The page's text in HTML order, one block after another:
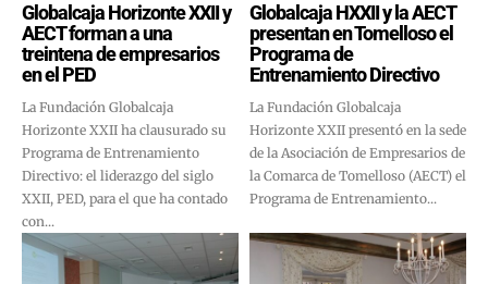
Globalcaja Horizonte XXII y
AECT forman a una
treintena de empresarios
en el PED
La Fundación Globalcaja
Horizonte XXII ha clausurado su
Programa de Entrenamiento
Directivo: el liderazgo del siglo
XXII, PED, para el que ha contado
con...
Globalcaja HXXII y la AECT
presentan en Tomelloso el
Programa de
Entrenamiento Directivo
La Fundación Globalcaja
Horizonte XXII presentó en la sede
de la Asociación de Empresarios de
la Comarca de Tomelloso (AECT) el
Programa de Entrenamiento...